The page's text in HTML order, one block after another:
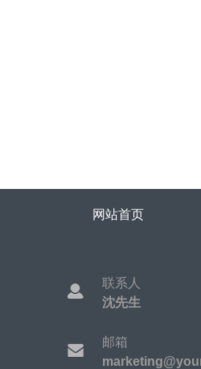
网站首页
联系人
沈先生
邮箱